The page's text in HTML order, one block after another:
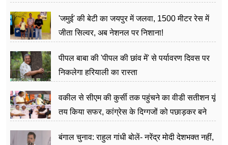
'जमुई' की बेटी का जयपुर में जलवा, 1500 मीटर रेस में
जीता सिल्वर, अब नेशनल पर निशाना!
पीपल बाबा की 'पीपल की छांव में' से पर्यावरण दिवस पर
निकलेगा हरियाली का रास्ता
वकील से सीएम की कुर्सी तक पहुंचने का वीडी सतीशन यूं
तय किया सफर, कांग्रेस के दिग्गजों को पछाड़कर बने
बंगाल चुनाव: राहुल गांधी बोलें- नरेंद्र मोदी देशभक्त नहीं,